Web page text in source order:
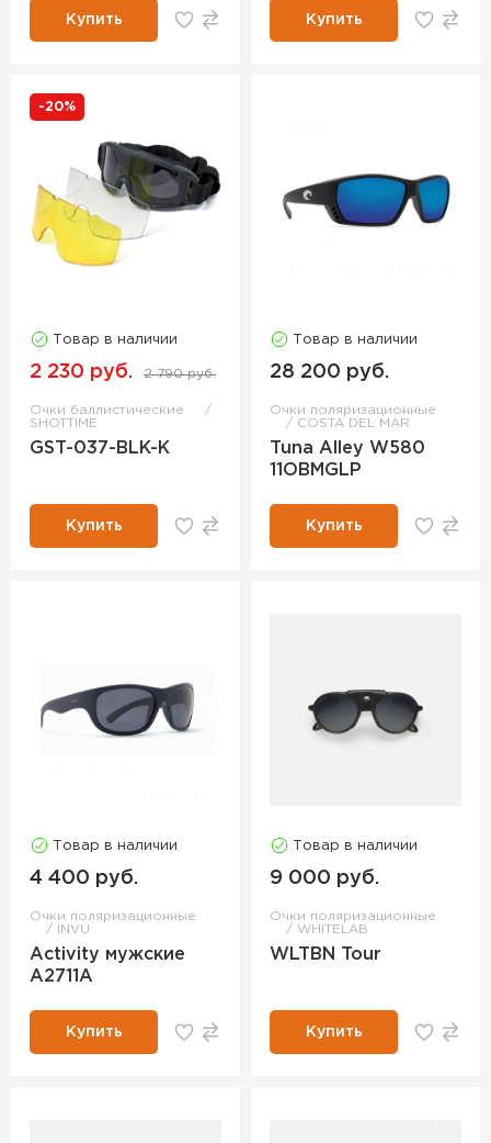
Купить Купить
-20%
Товар в наличии
2 230 руб. 2 790 руб.
Очки баллистические
SHOTTIME
GST-037-BLK-K
Купить
Товар в наличии
28 200 руб.
Очки поляризационные
COSTA DEL MAR
Tuna Alley W580
11OBMGLP
Купить
Товар в наличии
4 400 руб.
Очки поляризационные
INVU
Activity мужские
A2711A
Купить
Товар в наличии
9 000 руб.
Очки поляризационные
WHITELAB
WLTBN Tour
Купить